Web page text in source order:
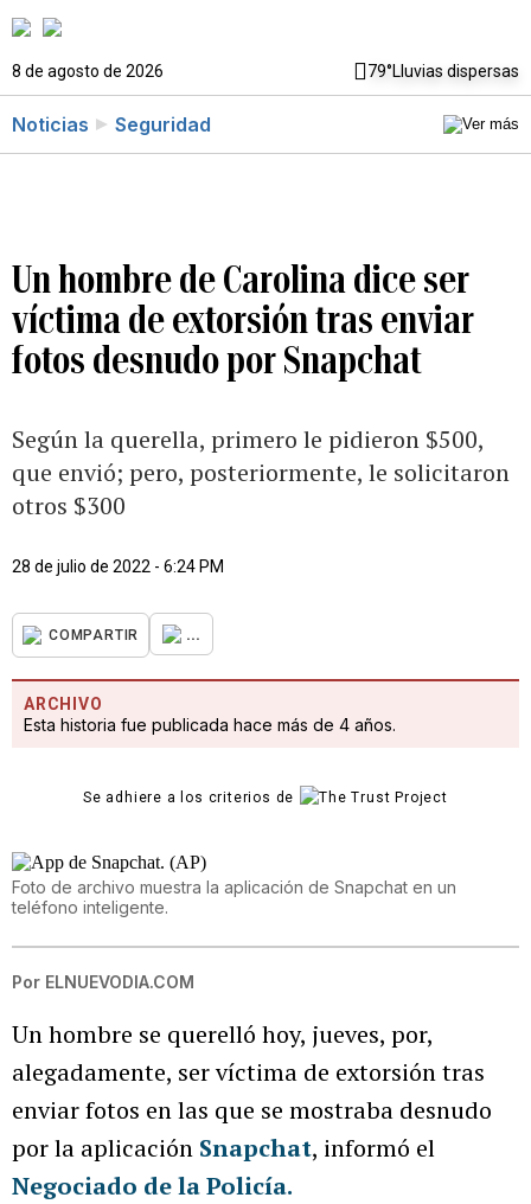
8 de agosto de 2026 79°Lluvias dispersas
Noticias Seguridad
Un hombre de Carolina dice ser
víctima de extorsión tras enviar
fotos desnudo por Snapchat
Según la querella, primero le pidieron $500,
que envió; pero, posteriormente, le solicitaron
otros $300
28 de julio de 2022 - 6:24 PM
COMPARTIR ...
ARCHIVO
Esta historia fue publicada hace más de 4 años.
Se adhiere a los criterios de
Foto de archivo muestra la aplicación de Snapchat en un
teléfono inteligente.
Por ELNUEVODIA.COM
Un hombre se querelló hoy, jueves, por,
alegadamente, ser víctima de extorsión tras
enviar fotos en las que se mostraba desnudo
por la aplicación Snapchat, informó el
Negociado de la Policía.